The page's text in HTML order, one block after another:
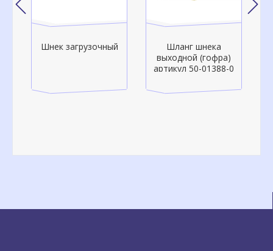
Шнек загрузочный
Шланг шнека
выходной (гофра)
артикул 50-01388-0